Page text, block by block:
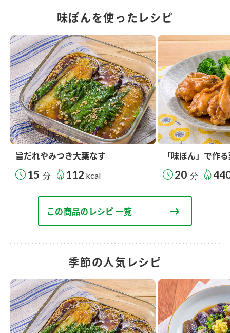
味ぽんを使ったレシピ
旨だれやみつき大葉なす
15 分 112 kcal
「味ぽん」で作
20 分
この商品のレシピ 一覧
季節の人気レシピ